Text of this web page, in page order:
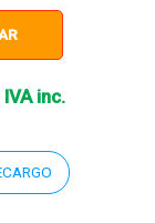
IVA inc.